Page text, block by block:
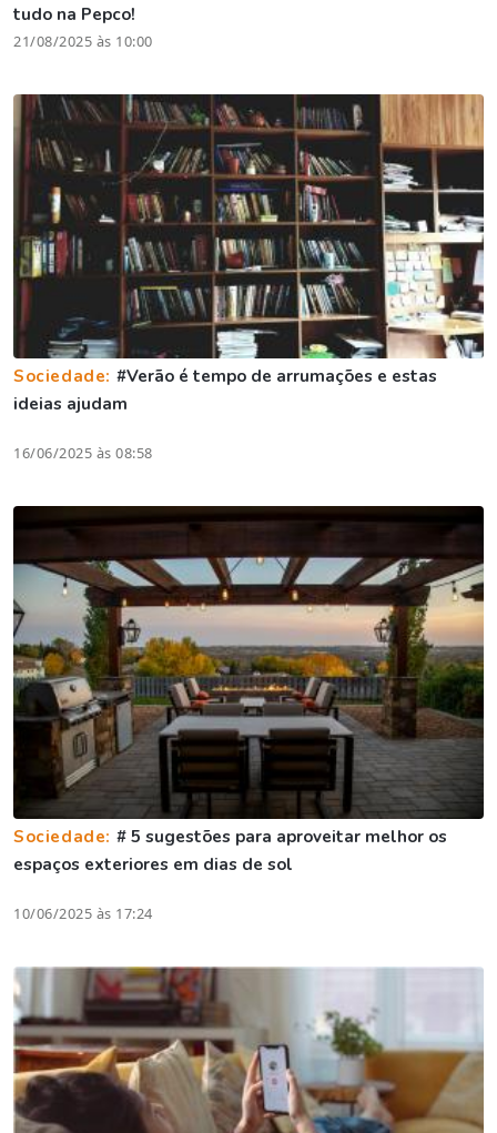
tudo na Pepco!
21/08/2025 às 10:00
Sociedade: #Verão é tempo de arrumações e estas
ideias ajudam
16/06/2025 às 08:58
Sociedade: # 5 sugestões para aproveitar melhor os
espaços exteriores em dias de sol
10/06/2025 às 17:24